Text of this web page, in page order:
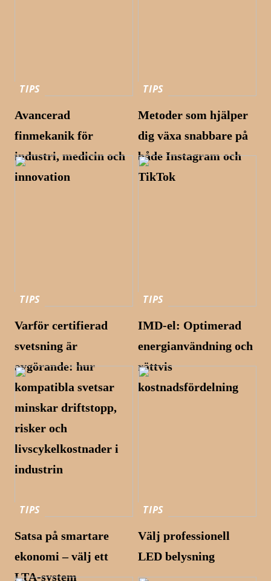
TIPS
Avancerad
finmekanik för
industri, medicin och
innovation
TIPS
Metoder som hjälper
dig växa snabbare på
både Instagram och
TikTok
TIPS
Varför certifierad
svetsning är
avgörande: hur
kompatibla svetsar
minskar driftstopp,
risker och
livscykelkostnader i
industrin
TIPS
IMD-el: Optimerad
energianvändning och
rättvis
kostnadsfördelning
TIPS
Satsa på smartare
ekonomi – välj ett
LTA-system
TIPS
Välj professionell
LED belysning